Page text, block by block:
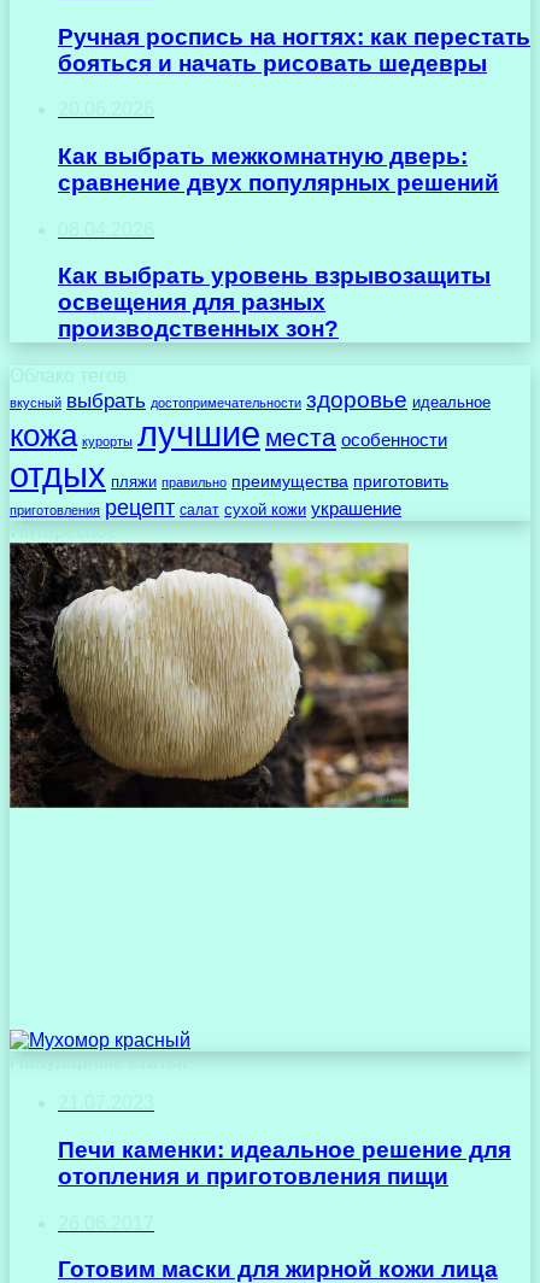
Ручная роспись на ногтях: как перестать
бояться и начать рисовать шедевры
Как выбрать межкомнатную дверь:
сравнение двух популярных решений
Как выбрать уровень взрывозащиты
освещения для разных
производственных зон?
Облако тегов
вкусный выбрать достопримечательности здоровье идеальное
кожа курорты лучшие места особенности
отдых пляжи правильно преимущества приготовить
приготовления рецепт салат сухой кожи украшение
Печи каменки: идеальное решение для
отопления и приготовления пищи
Готовим маски для жирной кожи лица